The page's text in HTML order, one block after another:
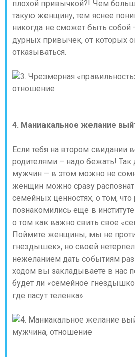
плохой привычкой?! Чем
такую женщину, тем яснее
никогда не сможет быть собой
дурных привычек, от которых
отказываться.
4. Маниакальное желание
Если тебя на втором свидании
родителями – надо бежать!
мужчин – в этом можно не
женщин можно сразу
семейных ценностях, о том, что
познакомились еще в
о том как важно свить свое
Поймите женщины, мы не
гнездышек», но своей
нежеланием дать событиям
ходом вы закладываете в нас
будет ли «семейное
где пасут теленка».